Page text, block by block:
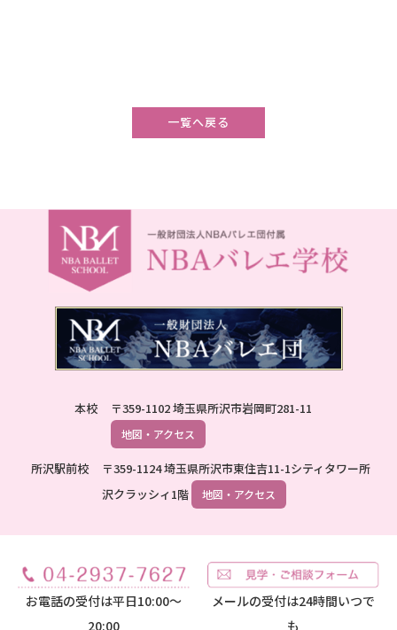
一覧へ戻る
本校 〒359-1102 埼玉県所沢市岩岡町281-11
地図・アクセス
所沢駅前校
〒359-1124 埼玉県所沢市東住吉11-1シティタワー所
沢クラッシィ1階
地図・アクセス
お電話の受付は平日10:00～
20:00
メールの受付は24時間いつで
も